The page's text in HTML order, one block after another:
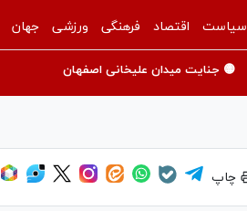
سیاست اقتصاد فرهنگی ورزشی جهان
🟡 جنایت میدان علیخانی اصفهان
چاپ